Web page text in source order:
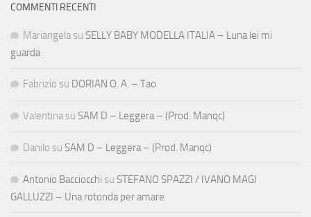
COMMENTI RECENTI
Mariangela su SELLY BABY MODELLA ITALIA – Luna lei mi
guarda
Fabrizio su DORIAN O. A. – Tao
Valentina su SAM D – Leggera – (Prod. Manqc)
Danilo su SAM D – Leggera – (Prod. Manqc)
Antonio Bacciocchi su STEFANO SPAZZI / IVANO MAGI
GALLUZZI – Una rotonda per amare